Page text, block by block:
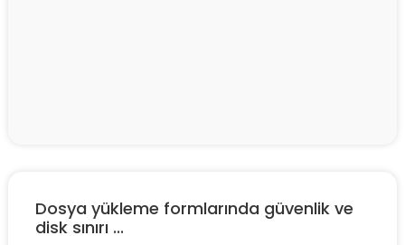
Dosya yükleme formlarında güvenlik ve
disk sınırı ...